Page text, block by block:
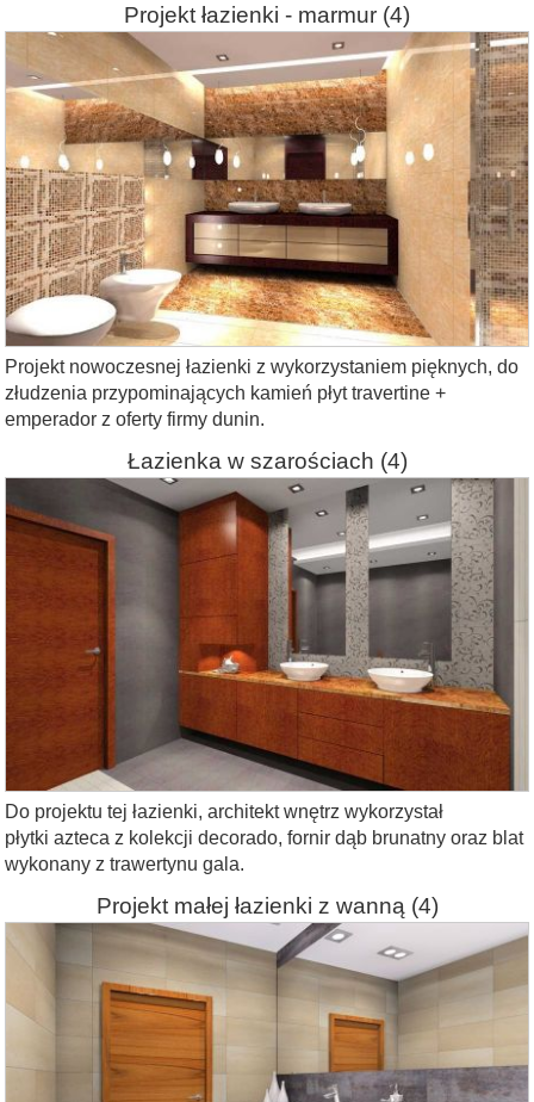
Projekt łazienki - marmur (4)
Projekt nowoczesnej łazienki z wykorzystaniem pięknych, do
złudzenia przypominających kamień płyt travertine +
emperador z oferty firmy dunin.
Łazienka w szarościach (4)
Do projektu tej łazienki, architekt wnętrz wykorzystał
płytki azteca z kolekcji decorado, fornir dąb brunatny oraz blat
wykonany z trawertynu gala.
Projekt małej łazienki z wanną(4)